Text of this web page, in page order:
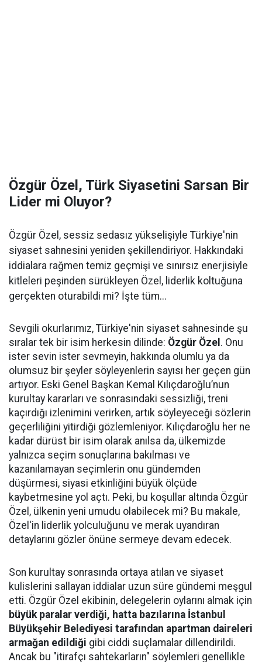
Özgür Özel, Türk Siyasetini Sarsan Bir
Lider mi Oluyor?
Özgür Özel, sessiz sedasız yükselişiyle Türkiye'nin
siyaset sahnesini yeniden şekillendiriyor. Hakkındaki
iddialara rağmen temiz geçmişi ve sınırsız enerjisiyle
kitleleri peşinden sürükleyen Özel, liderlik koltuğuna
gerçekten oturabildi mi? İşte tüm...
Sevgili okurlarımız, Türkiye'nin siyaset sahnesinde şu
sıralar tek bir isim herkesin dilinde: Özgür Özel . Onu
ister sevin ister sevmeyin, hakkında olumlu ya da
olumsuz bir şeyler söyleyenlerin sayısı her geçen gün
artıyor. Eski Genel Başkan Kemal Kılıçdaroğlu’nun
kurultay kararları ve sonrasındaki sessizliği, treni
kaçırdığı izlenimini verirken, artık söyleyeceği sözlerin
geçerliliğini yitirdiği gözlemleniyor. Kılıçdaroğlu her ne
kadar dürüst bir isim olarak anılsa da, ülkemizde
yalnızca seçim sonuçlarına bakılması ve
kazanılamayan seçimlerin onu gündemden
düşürmesi, siyasi etkinliğini büyük ölçüde
kaybetmesine yol açtı. Peki, bu koşullar altında Özgür
Özel, ülkenin yeni umudu olabilecek mi? Bu makale,
Özel'in liderlik yolculuğunu ve merak uyandıran
detaylarını gözler önüne sermeye devam edecek.
Son kurultay sonrasında ortaya atılan ve siyaset
kulislerini sallayan iddialar uzun süre gündemi meşgul
etti. Özgür Özel ekibinin, delegelerin oylarını almak için
büyük paralar verdiği, hatta bazılarına İstanbul
Büyükşehir Belediyesi tarafından apartman daireleri
armağan edildiği gibi ciddi suçlamalar dillendirildi.
Ancak bu "itirafçı sahtekarların" söylemleri genellikle